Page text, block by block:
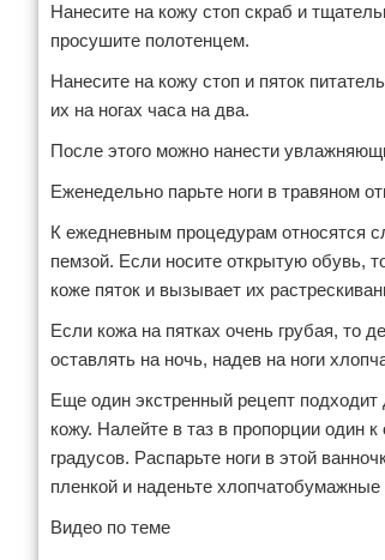
Нанесите на кожу стоп скраб и
просушите полотенцем.
Нанесите на кожу стоп и пяток
их на ногах часа на два.
После этого можно нанести
Еженедельно парьте ноги в травяном
К ежедневным процедурам относятся
пемзой. Если носите открытую обувь,
коже пяток и вызывает их
Если кожа на пятках очень грубая, то
оставлять на ночь, надев на ноги
Еще один экстренный рецепт
кожу. Налейте в таз в пропорции один
градусов. Распарьте ноги в этой
пленкой и наденьте
Видео по теме